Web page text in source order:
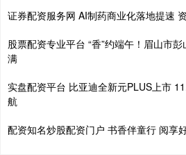
证券配资服务网 AI制药商业化落地提速
股票配资专业平台 “香”约端午！眉山市
满
实盘配资平台 比亚迪全新元PLUS上市
航
配资知名炒股配资门户 书香伴童行 阅享